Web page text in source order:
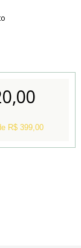
R$ 399,00